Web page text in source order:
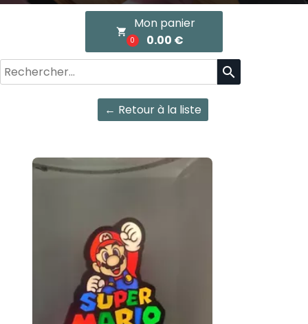
local_grocery_store
0
Mon panier
0.00 €
search
← Retour à la liste